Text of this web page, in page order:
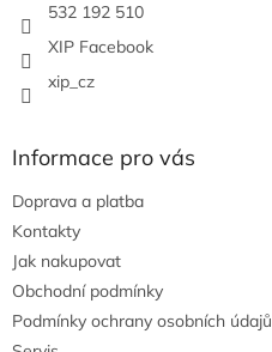
532 192 510
XIP Facebook
xip_cz
Informace pro vás
Doprava a platba
Kontakty
Jak nakupovat
Obchodní podmínky
Podmínky ochrany osobních údajů